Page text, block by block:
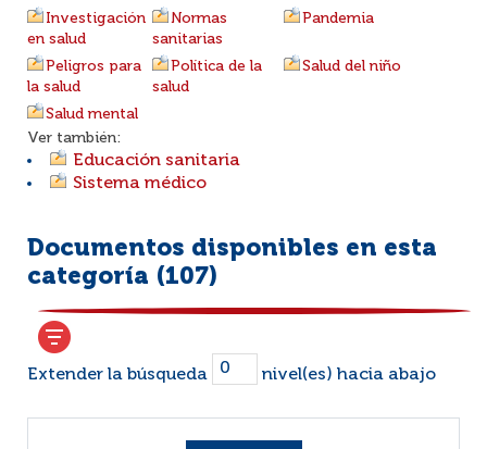
Investigación
en salud
Normas
sanitarias
Pandemia
Peligros para
la salud
Política de la
salud
Salud del niño
Salud mental
Ver también:
Educación sanitaria
Sistema médico
Documentos disponibles en esta
categoría (107)
Extender la búsqueda nivel(es) hacia abajo